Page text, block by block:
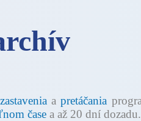
zastavenia apretáčania
čase a až 20 dní dozadu.